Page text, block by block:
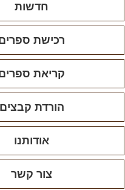
חדשות
רכישת
קריאת
הורדת קבצים
אודותנו
צור קשר